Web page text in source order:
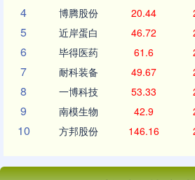
4 博腾股份 20.44
5 近岸蛋白 46.72
6 毕得医药 61.6
7 耐科装备 49.67
8 一博科技 53.33
9 南模生物 42.9
10 方邦股份 146.16